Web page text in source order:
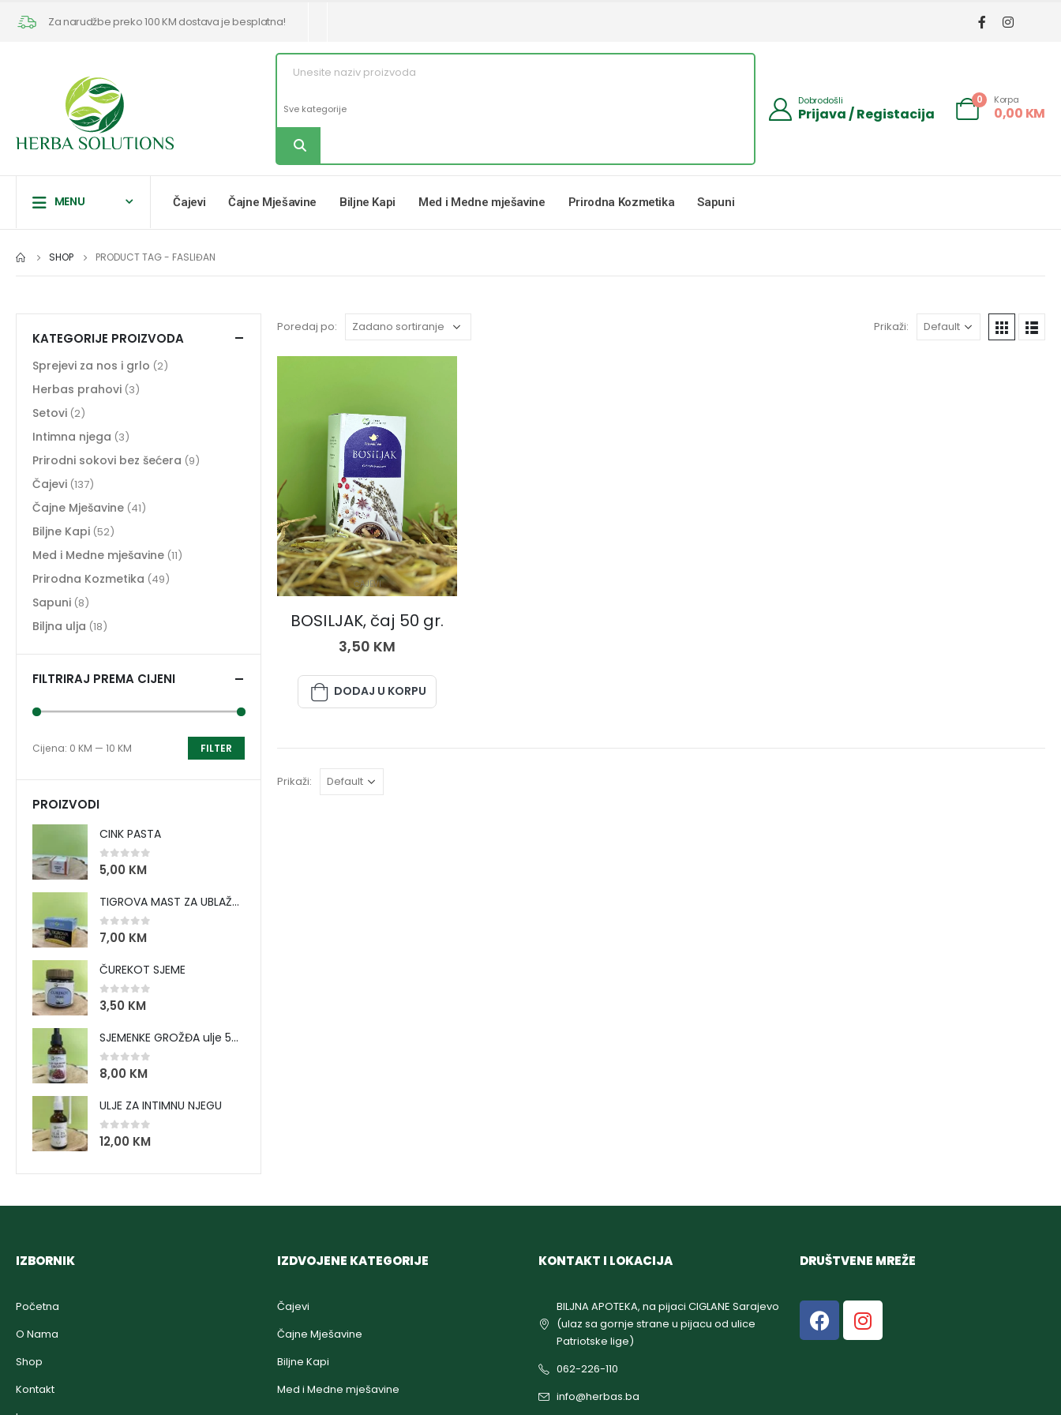
Za narudžbe preko 100 KM dostava je besplatna!
Dobrodošli
Prijava / Registacija
0 Korpa
0,00 KM
MENU Čajevi Čajne Mješavine Biljne Kapi Med i Medne mješavine Prirodna Kozmetika Sapuni
SHOP PRODUCT TAG - FASLIĐAN
Poredaj po: Prikaži:
ČAJEVI
BOSILJAK, čaj 50 gr.
3,50 KM
DODAJ U KORPU
Prikaži:
KATEGORIJE PROIZVODA
Sprejevi za nos i grlo (2)
Herbas prahovi (3)
Setovi (2)
Intimna njega (3)
Prirodni sokovi bez šećera (9)
Čajevi (137)
Čajne Mješavine (41)
Biljne Kapi (52)
Med i Medne mješavine (11)
Prirodna Kozmetika (49)
Sapuni (8)
Biljna ulja (18)
FILTRIRAJ PREMA CIJENI
FILTER
Cijena: 0 KM — 10 KM
PROIZVODI
CINK PASTA
0 out of 5
5,00 KM
TIGROVA MAST ZA UBLAŽAVANJE BOLOVA I ZAGRIJAVANJE MIŠIĆA
0 out of 5
7,00 KM
ČUREKOT SJEME
0 out of 5
3,50 KM
SJEMENKE GROŽĐA ulje 50 ml
0 out of 5
8,00 KM
ULJE ZA INTIMNU NJEGU
0out of 5
12,00 KM
IZBORNIK
Početna
O Nama
Shop
Kontakt
IZDVOJENE KATEGORIJE
Čajevi
Čajne Mješavine
Biljne Kapi
Med i Medne mješavine
KONTAKT I LOKACIJA
BILJNA APOTEKA, na pijaci CIGLANE Sarajevo
(ulaz sa gornje strane u pijacu od ulice
Patriotske lige)
062-226-110
info@herbas.ba
DRUŠTVENE MREŽE